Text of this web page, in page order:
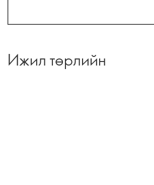
Ижил төрлийн